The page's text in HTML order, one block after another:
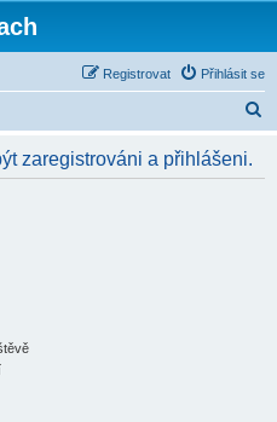
Přihlásit se
Registrovat
zaregistrováni a přihlášeni.